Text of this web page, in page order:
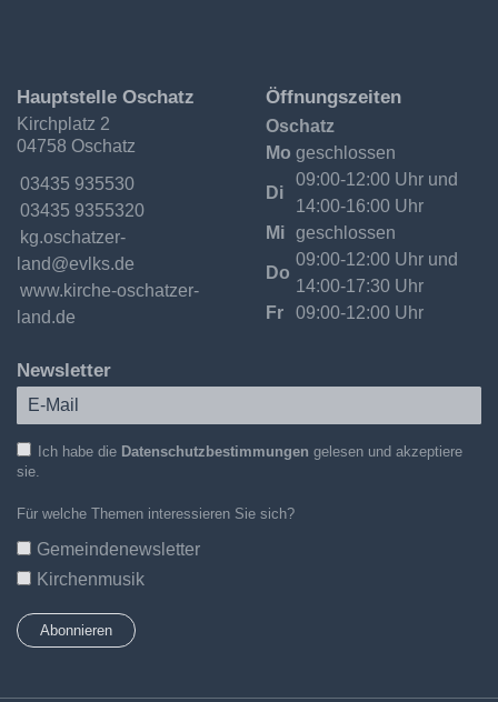
Ev.-
Luth.
Kirchgemeinde
Oschatzer
Hauptstelle Oschatz
Kirchplatz 2
04758 Oschatz
Telefon:
03435 935530
Fax:
03435 9355320
Email:
kg.oschatzer-
land@evlks.de
Internet:
www.kirche-oschatzer-
land.de
Öffnungszeiten
Oschatz
Mo geschlossen
Di
09:00-12:00 Uhr und
14:00-16:00 Uhr
Mi geschlossen
Do
09:00-12:00 Uhr und
14:00-17:30 Uhr
Fr
09:00-12:00 Uhr
Newsletter
Ich habe die Datenschutzbestimmungen gelesen und akzeptiere
sie.
Für welche Themen interessieren Sie sich?
Gemeindenewsletter
Kirchenmusik